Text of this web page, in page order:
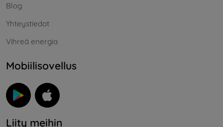
Blog
Yhteystiedot
Vihreä energia
Mobiilisovellus
Liity meihin